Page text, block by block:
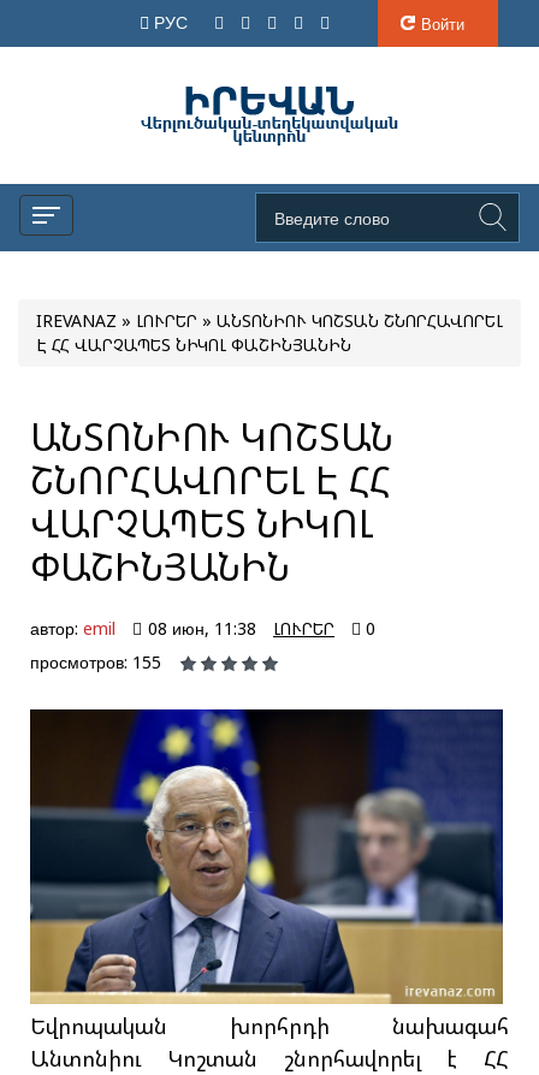
РУС Войти
IREVANAZ » ԼՈՒՐԵՐ » ԱՆՏՈՆԻՈՒ ԿՈՇՏԱՆ ՇՆՈՐՀԱՎՈՐԵԼ
Է ՀՀ ՎԱՐՉԱՊԵՏ ՆԻԿՈԼ ՓԱՇԻՆՅԱՆԻՆ
ԱՆՏՈՆԻՈՒ ԿՈՇՏԱՆ
ՇՆՈՐՀԱՎՈՐԵԼ Է ՀՀ
ՎԱՐՉԱՊԵՏ ՆԻԿՈԼ
ՓԱՇԻՆՅԱՆԻՆ
автор: emil 08 июн, 11:38 ԼՈՒՐԵՐ
0
просмотров: 155
Եվրոպական խորհրդի նախագահ
Անտոնիու Կոշտան շնորհավորել է ՀՀ